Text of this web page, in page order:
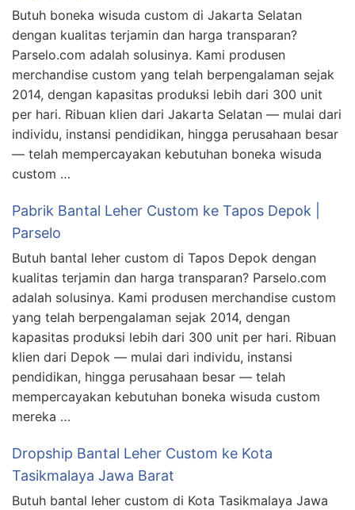
Butuh boneka wisuda custom di Jakarta Selatan
dengan kualitas terjamin dan harga transparan?
Parselo.com adalah solusinya. Kami produsen
merchandise custom yang telah berpengalaman sejak
2014, dengan kapasitas produksi lebih dari 300 unit
per hari. Ribuan klien dari Jakarta Selatan — mulai dari
individu, instansi pendidikan, hingga perusahaan besar
— telah mempercayakan kebutuhan boneka wisuda
custom …
Pabrik Bantal Leher Custom ke Tapos Depok |
Parselo
Butuh bantal leher custom di Tapos Depok dengan
kualitas terjamin dan harga transparan? Parselo.com
adalah solusinya. Kami produsen merchandise custom
yang telah berpengalaman sejak 2014, dengan
kapasitas produksi lebih dari 300 unit per hari. Ribuan
klien dari Depok — mulai dari individu, instansi
pendidikan, hingga perusahaan besar — telah
mempercayakan kebutuhan boneka wisuda custom
mereka …
Dropship Bantal Leher Custom ke Kota
Tasikmalaya Jawa Barat
Butuh bantal leher custom di Kota Tasikmalaya Jawa